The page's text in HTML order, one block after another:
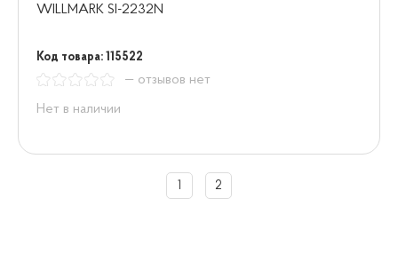
WILLMARK SI-2232N
Код товара: 115522
— отзывов нет
Нет в наличии
1 2